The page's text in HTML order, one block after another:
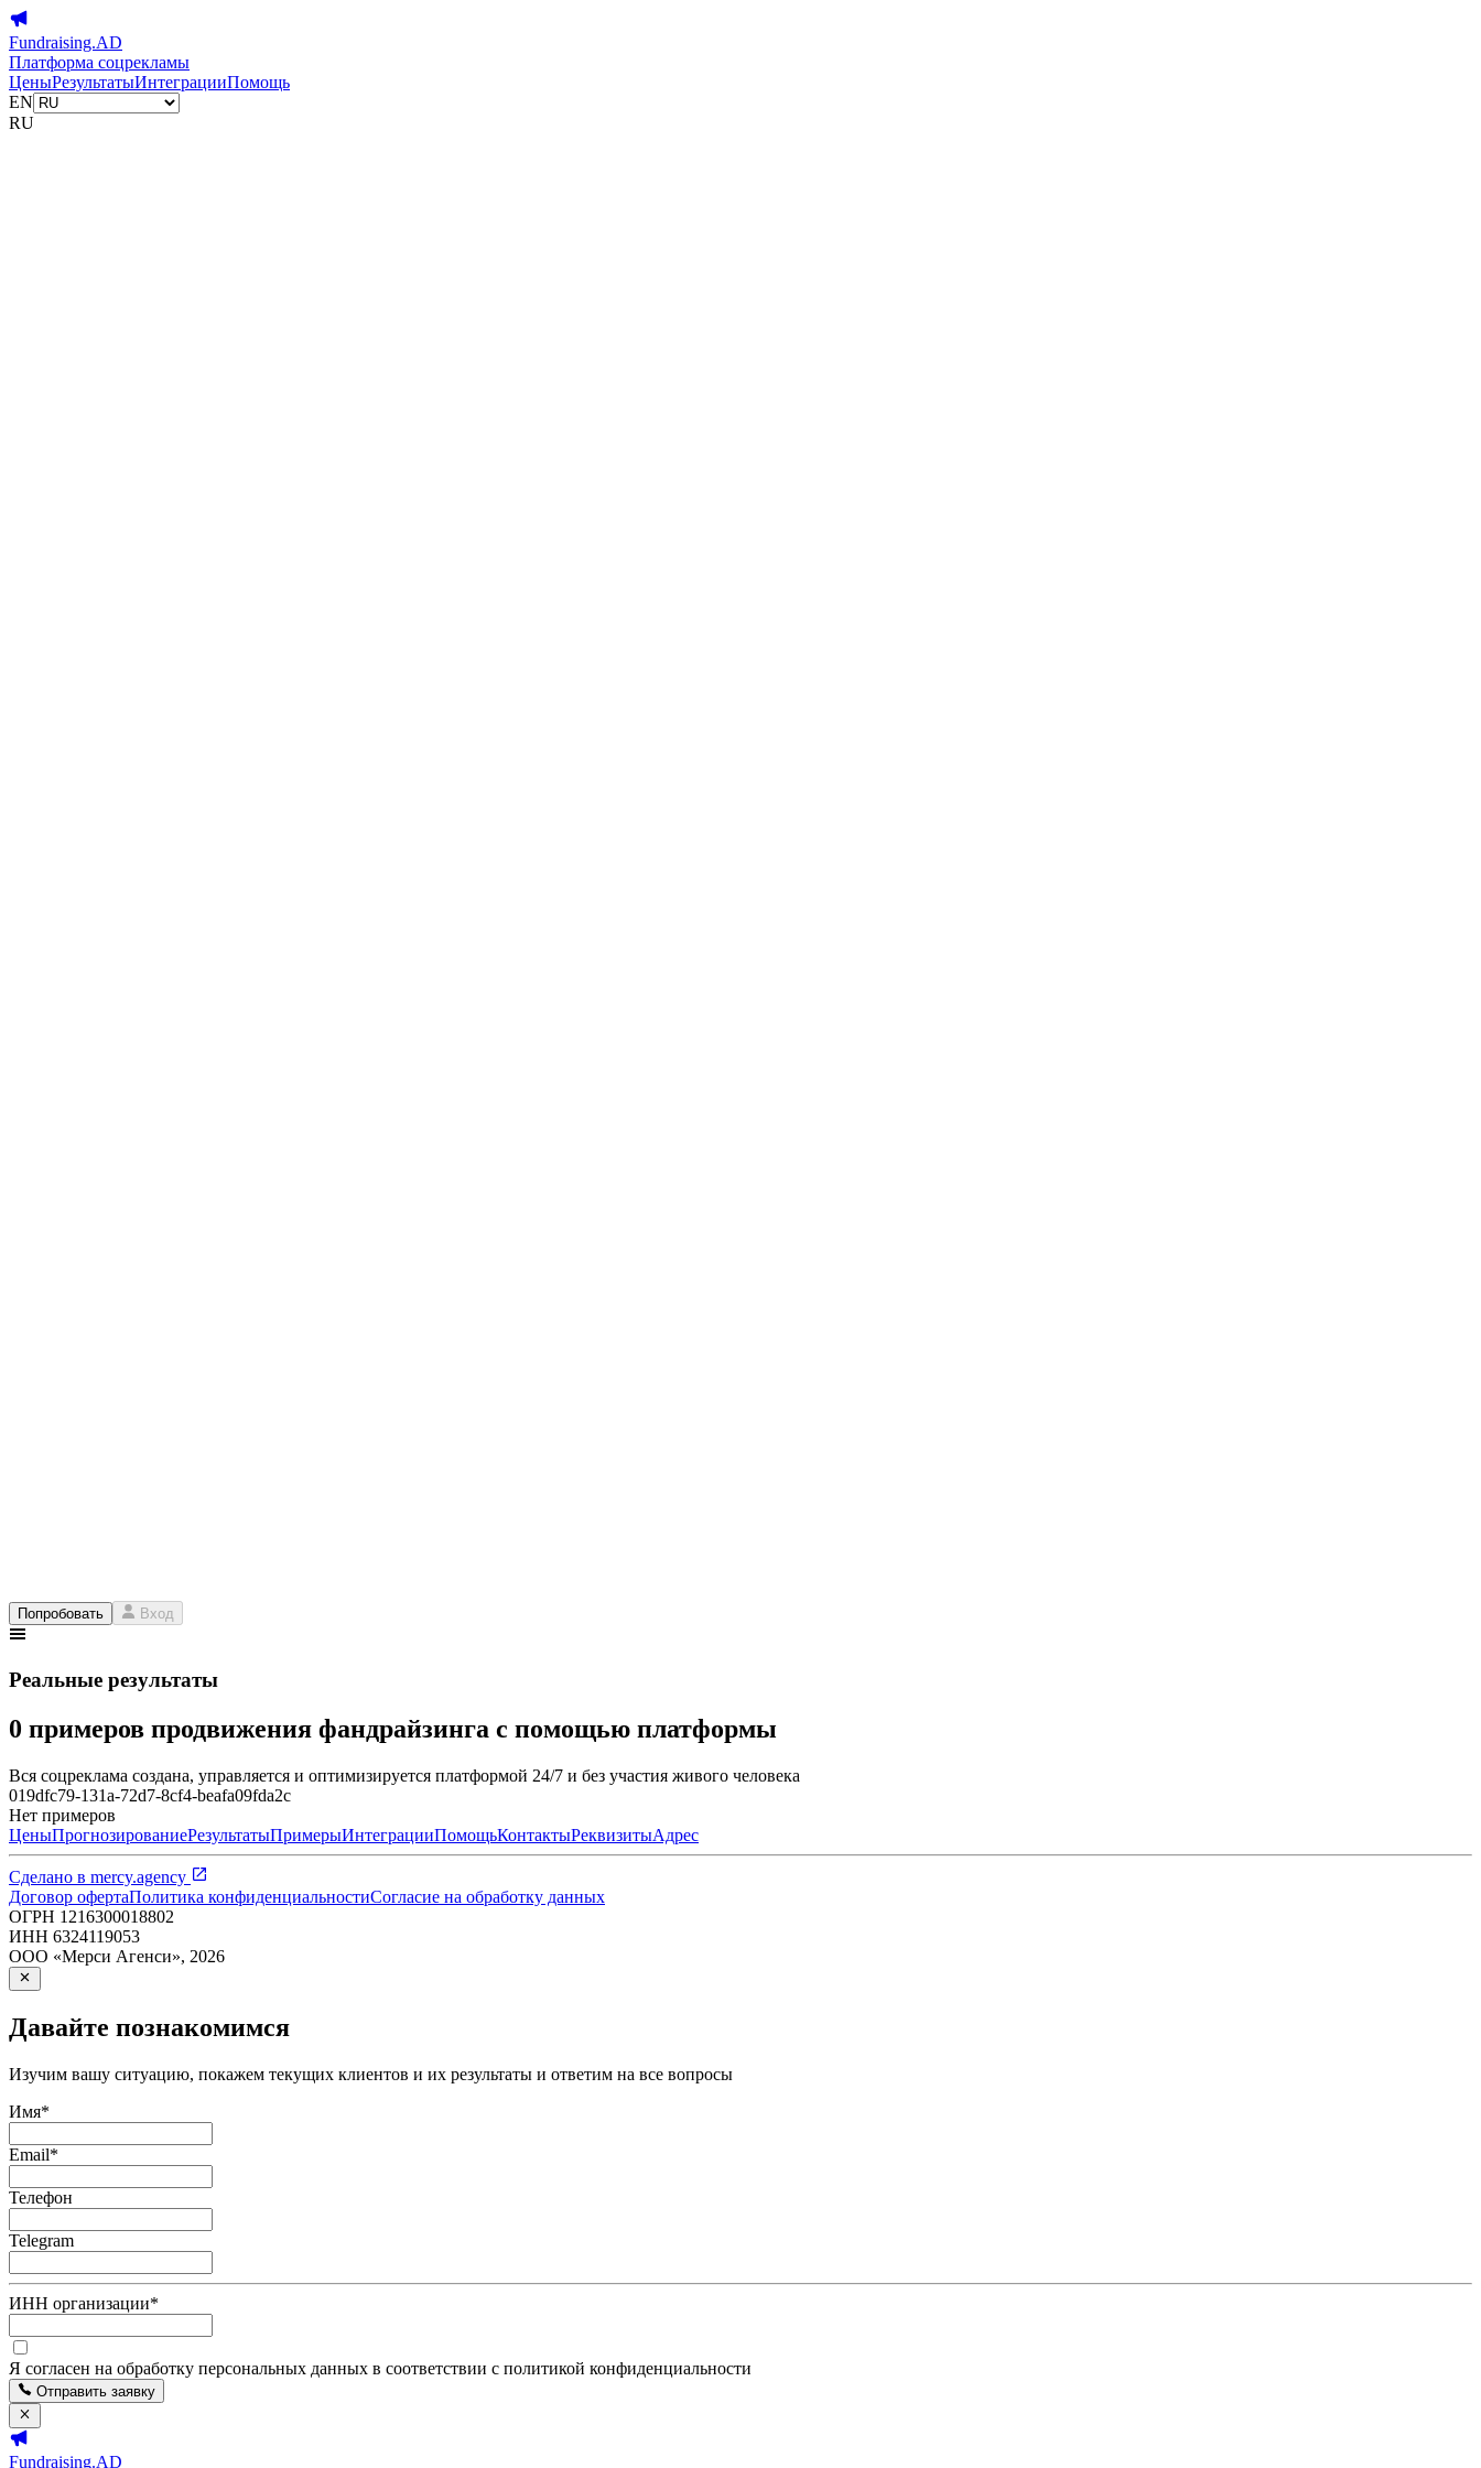
Fundraising.AD
Платформа соцрекламы
ЦеныРезультатыИнтеграцииПомощь
EN
RU
Попробовать Вход
Реальные результаты
0 примеров продвижения фандрайзинга с помощью платформы
Вся соцреклама создана, управляется и оптимизируется платформой 24/7 и без участия живого человека
019dfc79-131a-72d7-8cf4-beafa09fda2c
Нет примеров
ЦеныПрогнозированиеРезультатыПримерыИнтеграцииПомощьКонтактыРеквизитыАдрес
Сделано в mercy.agency
Договор офертаПолитика конфиденциальностиСогласие на обработку данных
ОГРН 1216300018802
ИНН 6324119053
ООО «Мерси Агенси», 2026
Давайте познакомимся
Изучим вашу ситуацию, покажем текущих клиентов и их результаты и ответим на все вопросы
Имя*
Email*
Телефон
Telegram
ИНН организации*
Я согласен на обработку персональных данных в соответствии с политикой конфиденциальности
Отправить заявку
Fundraising.AD